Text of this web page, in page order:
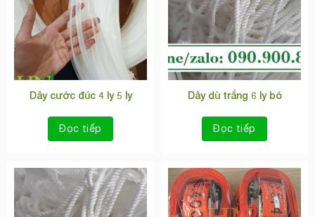
Dây cước đúc 4 ly 5 ly
Đọc tiếp
Dây dù trắng 6 ly bó
Đọc tiếp